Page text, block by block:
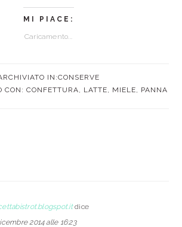
qui
per
condividere
Twitter
nuova
per
condividere
su
(Si
finestra)
MI PIACE:
Caricamento...
IN:CONSERVE
CON: CONFETTURA LATTE MIELE PANNA
dice
2014 alle 16:23